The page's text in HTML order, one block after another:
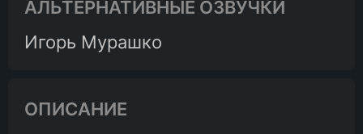
АЛЬТЕРНАТИВНЫЕ ОЗВУЧКИ
Игорь Мурашко
ОПИСАНИЕ